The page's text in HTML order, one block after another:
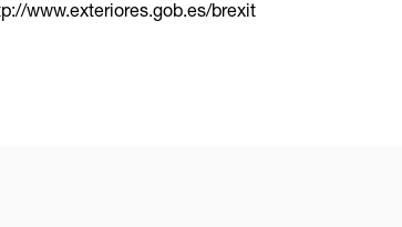
www.exteriores.gob.es/brexit